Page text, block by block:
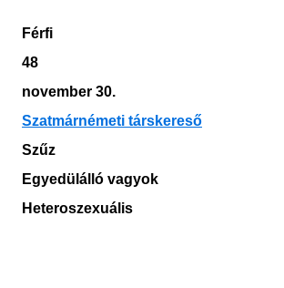
Férfi
48
november 30.
Szatmárnémeti társkereső
Szűz
Egyedülálló vagyok
Heteroszexuális